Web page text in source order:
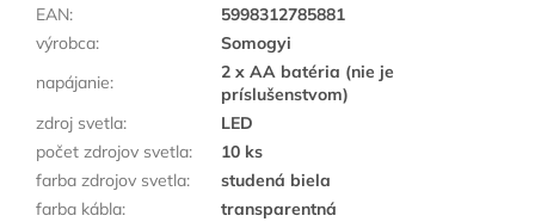
EAN:
5998312785881
výrobca:
Somogyi
napájanie:
2 x AA batéria (nie je
príslušenstvom)
zdroj svetla:
LED
počet zdrojov svetla:
10 ks
farba zdrojov svetla:
studená biela
farba kábla:
transparentná